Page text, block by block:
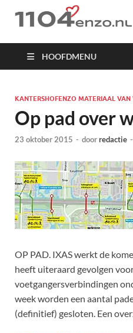
1104 en zo
HOOFDMENU
KANTERSHOFENZO MATERIAAL VAN
Op pad over
23 oktober 2015 - doorredactie -
OP PAD. IXAS werkt de
heeft uiteraard gevolgen
voetgangersverbindingen
week worden een aantal
(definitief) gesloten. Een